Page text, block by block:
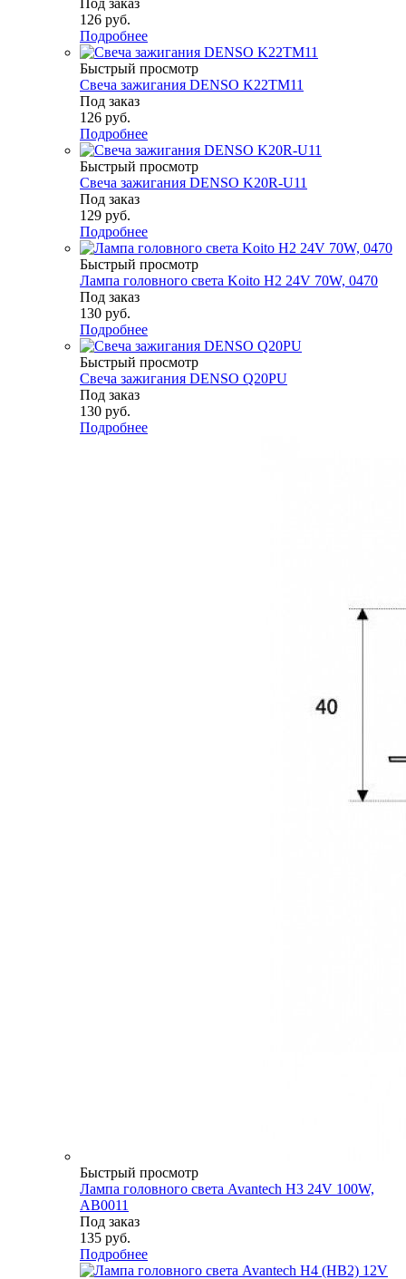
Под заказ
126 руб.
Подробнее
Быстрый просмотр
Свеча зажигания DENSO K22TM11
Под заказ
126 руб.
Подробнее
Быстрый просмотр
Свеча зажигания DENSO K20R-U11
Под заказ
129 руб.
Подробнее
Быстрый просмотр
Лампа головного света Koito H2 24V 70W, 0470
Под заказ
130 руб.
Подробнее
Быстрый просмотр
Свеча зажигания DENSO Q20PU
Под заказ
130 руб.
Подробнее
Быстрый просмотр
Лампа головного света Avantech H3 24V 100W,
AB0011
Под заказ
135 руб.
Подробнее